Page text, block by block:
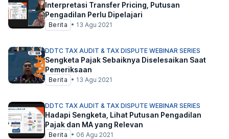
Interpretasi Transfer Pricing, Putusan
Pengadilan Perlu Dipelajari
Berita • 13 Agu 2021
DDTC TAX AUDIT & TAX DISPUTE WEBINAR SERIES
Sengketa Pajak Sebaiknya Diselesaikan Saat
Pemeriksaan
Berita • 13 Agu 2021
DDTC TAX AUDIT & TAX DISPUTE WEBINAR SERIES
Hadapi Sengketa, Lihat Putusan Pengadilan
Pajak dan MA yang Relevan
Berita • 06 Agu 2021